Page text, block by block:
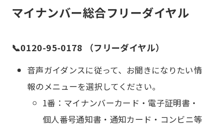
マイナンバー総合フリーダイヤル
📞0120-95-0178 （フリーダイヤル）
音声ガイダンスに従って、お聞きになりたい情
報のメニューを選択してください。
1番：マイナンバーカード・電子証明書・
個人番号通知書・通知カード・コンビニ等